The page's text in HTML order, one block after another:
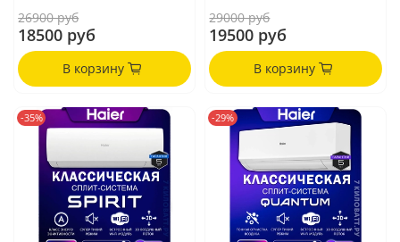
26900 руб
18500 руб
В корзину
29000 руб
19500 руб
В корзину
-35% -29%